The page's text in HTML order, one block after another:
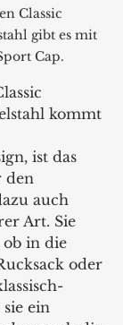
Classic
gibt es mit
Cap.
kommt
ist das
den
auch
Art. Sie
ob in die
oder
ein